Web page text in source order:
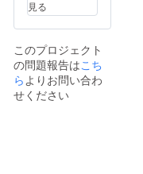
ジュー
ル：
後、1週
間以内
にご登
録の
メール
見る
このプロジェクト
の問題報告はこち
らよりお問い合わ
せください